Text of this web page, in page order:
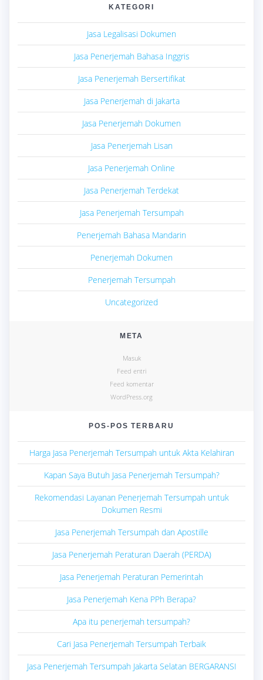
KATEGORI
Jasa Legalisasi Dokumen
Jasa Penerjemah Bahasa Inggris
Jasa Penerjemah Bersertifikat
Jasa Penerjemah di Jakarta
Jasa Penerjemah Dokumen
Jasa Penerjemah Lisan
Jasa Penerjemah Online
Jasa Penerjemah Terdekat
Jasa Penerjemah Tersumpah
Penerjemah Bahasa Mandarin
Penerjemah Dokumen
Penerjemah Tersumpah
Uncategorized
META
Masuk
Feed entri
Feed komentar
WordPress.org
POS-POS TERBARU
Harga Jasa Penerjemah Tersumpah untuk Akta Kelahiran
Kapan Saya Butuh Jasa Penerjemah Tersumpah?
Rekomendasi Layanan Penerjemah Tersumpah untuk
Dokumen Resmi
Jasa Penerjemah Tersumpah dan Apostille
Jasa Penerjemah Peraturan Daerah (PERDA)
Jasa Penerjemah Peraturan Pemerintah
Jasa Penerjemah Kena PPh Berapa?
Apa itu penerjemah tersumpah?
Cari Jasa Penerjemah Tersumpah Terbaik
Jasa Penerjemah Tersumpah Jakarta Selatan BERGARANSI